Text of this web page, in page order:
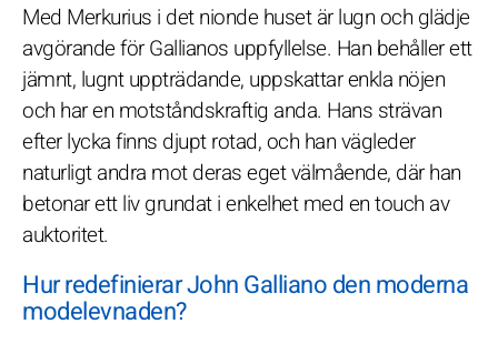
Med Merkurius i det nionde huset är lugn och glädje
avgörande för Gallianos uppfyllelse. Han behåller ett
jämnt, lugnt uppträdande, uppskattar enkla nöjen
och har en motståndskraftig anda. Hans strävan
efter lycka finns djupt rotad, och han vägleder
naturligt andra mot deras eget välmående, där han
betonar ett liv grundat i enkelhet med en touch av
auktoritet.
Hur redefinierar John Galliano den moderna
modelevnaden?